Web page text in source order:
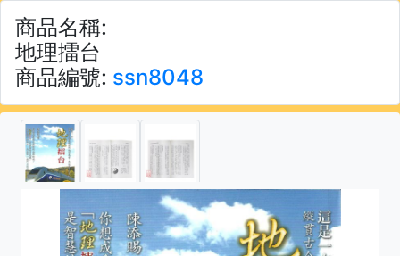
商品名稱:
地理擂台
商品編號: ssn8048